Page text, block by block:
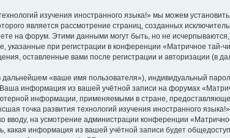
изучения иностранного языка!» мы можем
является рассмотрение страниц, созданных
на форум. Этими данными могут быть, но не
при регистрации в конференции «Матричное тай-
оставленные вами после регистрации и авторизации (в
«ваше имя пользователя»), индивидуальный
информация из вашей учётной записи на форумах
информации, применяемыми в стране,
точка развития технологий изучения иностранного
вводу, на усмотрение администрации конференции
какая информация из вашей учётной записи будет